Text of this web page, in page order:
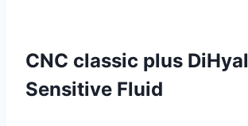
CNC classic plus DiHyal
Sensitive Fluid